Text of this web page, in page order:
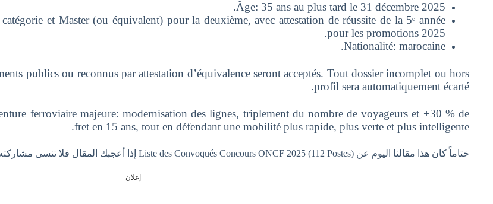
Âge: 35 ans au plus tard le 31 décembre 2025.
et Master (ou équivalent) pour la deuxième, avec attestation de réussite de la 5ᵉ année
pour les promotions 2025.
Nationalité: marocaine.
publics ou reconnus par attestation d’équivalence seront acceptés. Tout dossier incomplet ou hors
profil sera automatiquement écarté.
ferroviaire majeure: modernisation des lignes, triplement du nombre de voyageurs et +30 % de
fret en 15 ans, tout en défendant une mobilité plus rapide, plus verte et plus intelligente.
ختاماً كان هذا مقالنا اليوم عن Liste des Convoqués Concours ONCF 2025 (112 Postes) إذا أعجبك المقال فلا تنسى مشاركته حتى يستفيد منه الآخرون.
إعلان